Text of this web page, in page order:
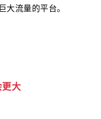
流量的平台。
大